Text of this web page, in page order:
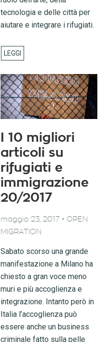
tecnologia e delle città per
aiutare e integrare i rifugiati.
I 10 migliori
articoli su
rifugiati e
immigrazione
20/2017
maggio 23, 2017 - OPEN
MIGRATION
Sabato scorso una grande
manifestazione a Milano ha
chiesto a gran voce meno
muri e più accoglienza e
integrazione. Intanto però in
Italia l’accoglienza può
essere anche un business
criminale fatto sulla pelle